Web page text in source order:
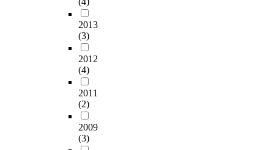
2013
(3)
2012
(4)
2011
(2)
2009
(3)